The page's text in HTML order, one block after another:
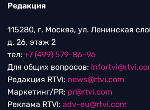
Редакция
115280, г. Москва, ул. Ленинская
д. 26, этаж 2
тел: +7 (499) 579-86-96
Для общих вопросов:
Редакция RTVI: news@rtvi.com
Маркетинг/PR: pr@rtvi.com
Реклама RTVI: adv-eu@rtvi.com